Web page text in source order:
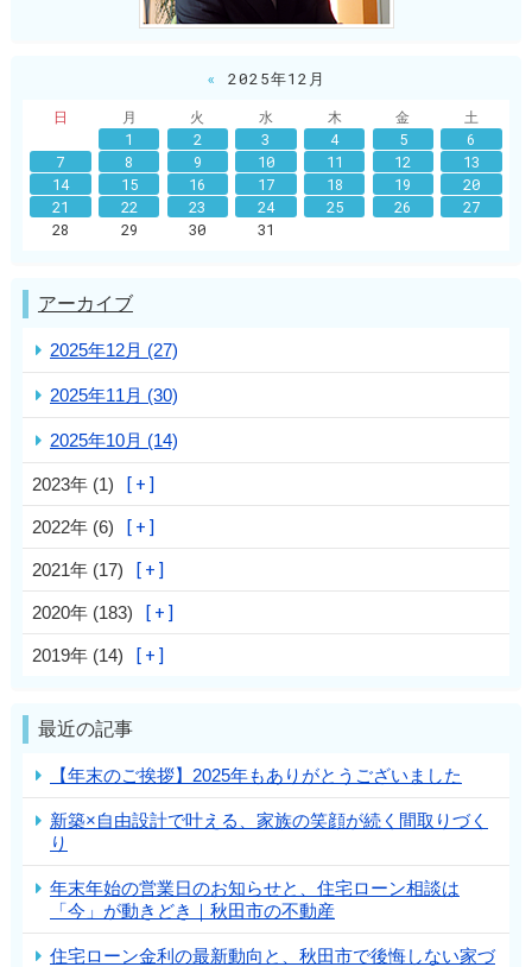
« 2025年12月
日
月 火 水 木 金
土
1
2 3 4 5
6
7
8 9 10 11 12
13
14
15 16 17 18 19
20
21
22 23 24 25 26
27
28
29 30 31
アーカイブ
2025年12月 (27)
2025年11月 (30)
2025年10月 (14)
2023年 (1)
2022年 (6)
2021年 (17)
2020年 (183)
2019年 (14)
最近の記事
【年末のご挨拶】2025年もありがとうございました
新築×自由設計で叶える、家族の笑顔が続く間取りづく
り
年末年始の営業日のお知らせと、住宅ローン相談は
「今」が動きどき｜秋田市の不動産
住宅ローン金利の最新動向と、秋田市で後悔しない家づ